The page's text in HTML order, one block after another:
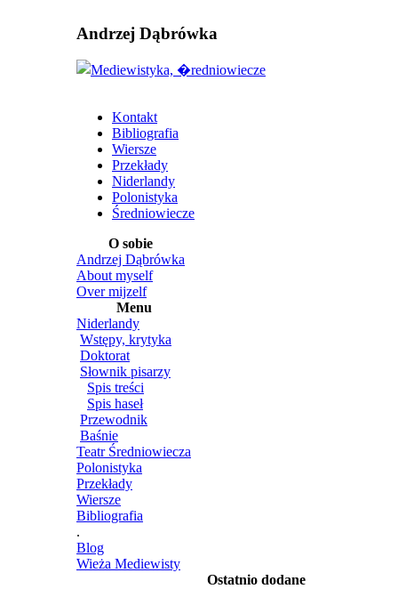
Andrzej Dąbrówka
Kontakt
Bibliografia
Wiersze
Przekłady
Niderlandy
Polonistyka
Średniowiecze
O sobie
Andrzej Dąbrówka
About myself
Over mijzelf
Menu
Niderlandy
Wstępy, krytyka
Doktorat
Słownik pisarzy
Spis treści
Spis haseł
Przewodnik
Baśnie
Teatr Średniowiecza
Polonistyka
Przekłady
Wiersze
Bibliografia
.
Blog
Wieża Mediewisty
Ostatnio dodane